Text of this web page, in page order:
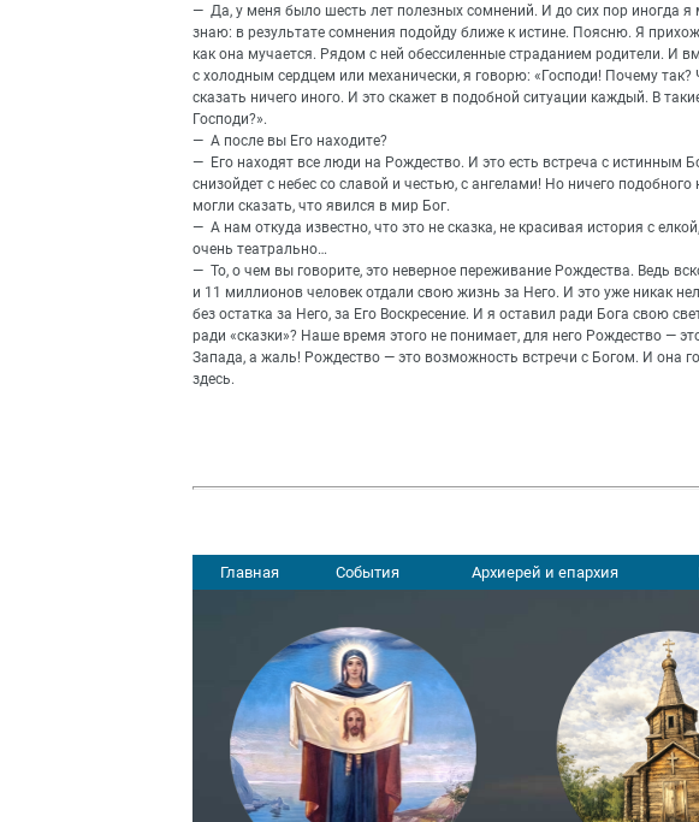
— Да, у меня было шесть лет полезных сомнений. И до сих пор иногда я
знаю: в результате сомнения подойду ближе к истине. Поясню. Я
как она мучается. Рядом с ней обессиленные страданием родители. И
с холодным сердцем или механически, я говорю: «Господи! Почему
сказать ничего иного. И это скажет в подобной ситуации каждый. В
Господи?».
— А после вы Его находите?
— Его находят все люди на Рождество. И это есть встреча с истинным
снизойдет с небес со славой и честью, с ангелами! Но ничего
могли сказать, что явился в мир Бог.
— А нам откуда известно, что это не сказка, не красивая история с
очень театрально…
— То, о чем вы говорите, это неверное переживание Рождества. Ведь
и 11 миллионов человек отдали свою жизнь за Него. И это уже никак
без остатка за Него, за Его Воскресение. И я оставил ради Бога свою
ради «сказки»? Наше время этого не понимает, для него Рождество —
Запада, а жаль! Рождество — это возможность встречи с Богом. И она
здесь.
Главная События Архиерей и епархия